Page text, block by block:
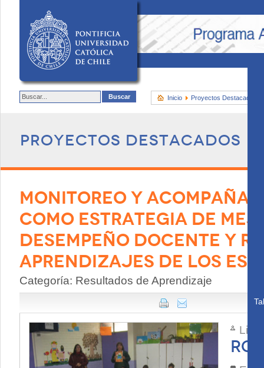
Inicio Proyectos Destacados
Proyectos destacados
MONITOREO Y
COMO ESTRATEGIA DE
DESEMPEÑO DOCENTE Y
APRENDIZAJES DE LOS
Categoría: Resultados de Aprendizaje